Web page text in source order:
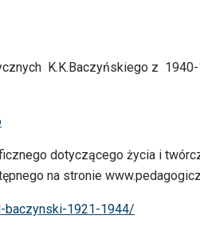
K.K.Baczyńskiego z
dotyczącego życia i
na stronie
baczynski-1921-1944/